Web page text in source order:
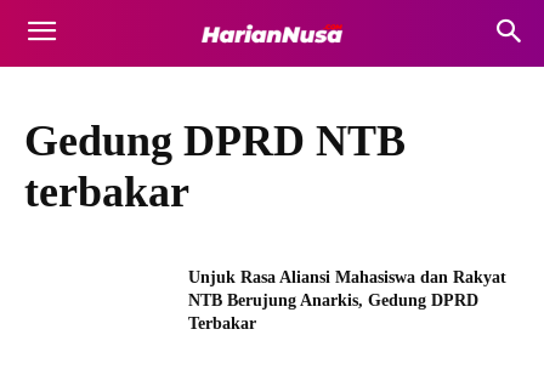
Gedung DPRD NTB
terbakar
Unjuk Rasa Aliansi Mahasiswa dan Rakyat
NTB Berujung Anarkis, Gedung DPRD
Terbakar